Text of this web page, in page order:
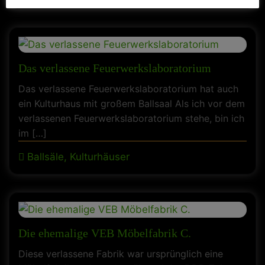
Das verlassene Feuerwerkslaboratorium
Das verlassene Feuerwerkslaboratorium hat auch
ein Kulturhaus mit großem Ballsaal Als ich vor dem
verlassenen Feuerwerkslaboratorium stehe, bin ich
im […]
Ballsäle, Kulturhäuser
Die ehemalige VEB Möbelfabrik C.
Diese verlassene Fabrik war ursprünglich eine